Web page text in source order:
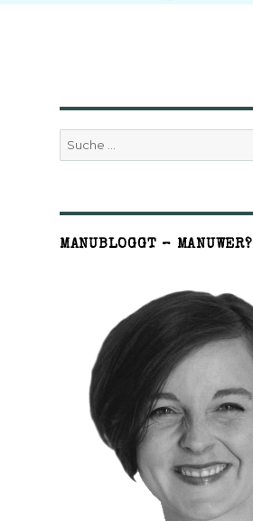
Suche
nach:
MANUBLOGGT – MANUWER?